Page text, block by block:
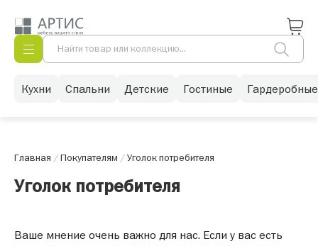
Кухни Спальни Детские Гостиные Гардеробные
Главная /Покупателям /Уголок потребителя
Уголок потребителя
Ваше мнение очень важно для нас. Если у вас есть